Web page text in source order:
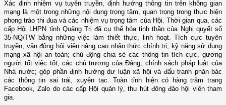
Xác định nhiệm vụ tuyên truyền, định hướng thông tin trên không gian
mạng là một trong những nội dung trọng tâm, quan trọng trong thực hiện
phong trào thi đua và các nhiệm vụ trọng tâm của Hội. Thời gian qua, các
cấp Hội LHPN tỉnh Quảng Trị đã cụ thể hóa tinh thần của Nghị quyết số
35-NQ/TW bằng những việc làm thiết thực, linh hoạt. Tích cực tuyên
truyền, vận động hội viên nâng cao nhận thức chính trị, kỹ năng sử dụng
mạng xã hội an toàn; chủ động chia sẻ các thông tin tích cực, gương
người tốt việc tốt, các chủ trương của Đảng, chính sách pháp luật của
Nhà nước; góp phần định hướng dư luận xã hội và đấu tranh phản bác
các thông tin sai trái, xuyên tạc. Toàn tỉnh hiện có hàng trăm trang
Facebook, Zalo do các cấp Hội quản lý, thu hút đông đảo hội viên tham
gia.